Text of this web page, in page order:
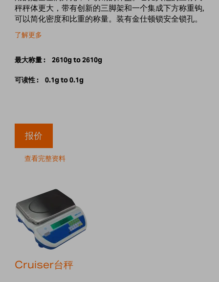
秤秤体更大，带有创新的三脚架和一个集成下方称重钩,
可以简化密度和比重的称量。装有金仕顿锁安全锁孔。
了解更多
最大称量 : 2610g to 2610g
可读性 : 0.1g to 0.1g
报价
查看完整资料
Cruiser台秤